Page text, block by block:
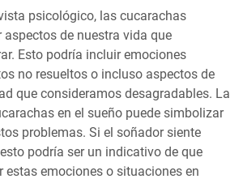
psicológico, las cucarachas
aspectos de nuestra vida que
Esto podría incluir emociones
no resueltos o incluso aspectos de
que consideramos desagradables. La
en el sueño puede simbolizar
problemas. Si el soñador siente
podría ser un indicativo de que
estas emociones o situaciones en